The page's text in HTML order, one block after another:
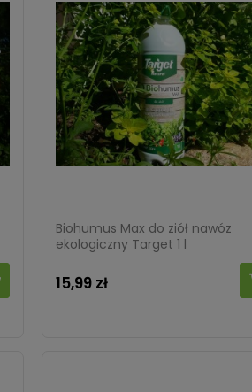
Biohumus Max do ziół nawóz
ekologiczny Target 1 l
15,99 zł